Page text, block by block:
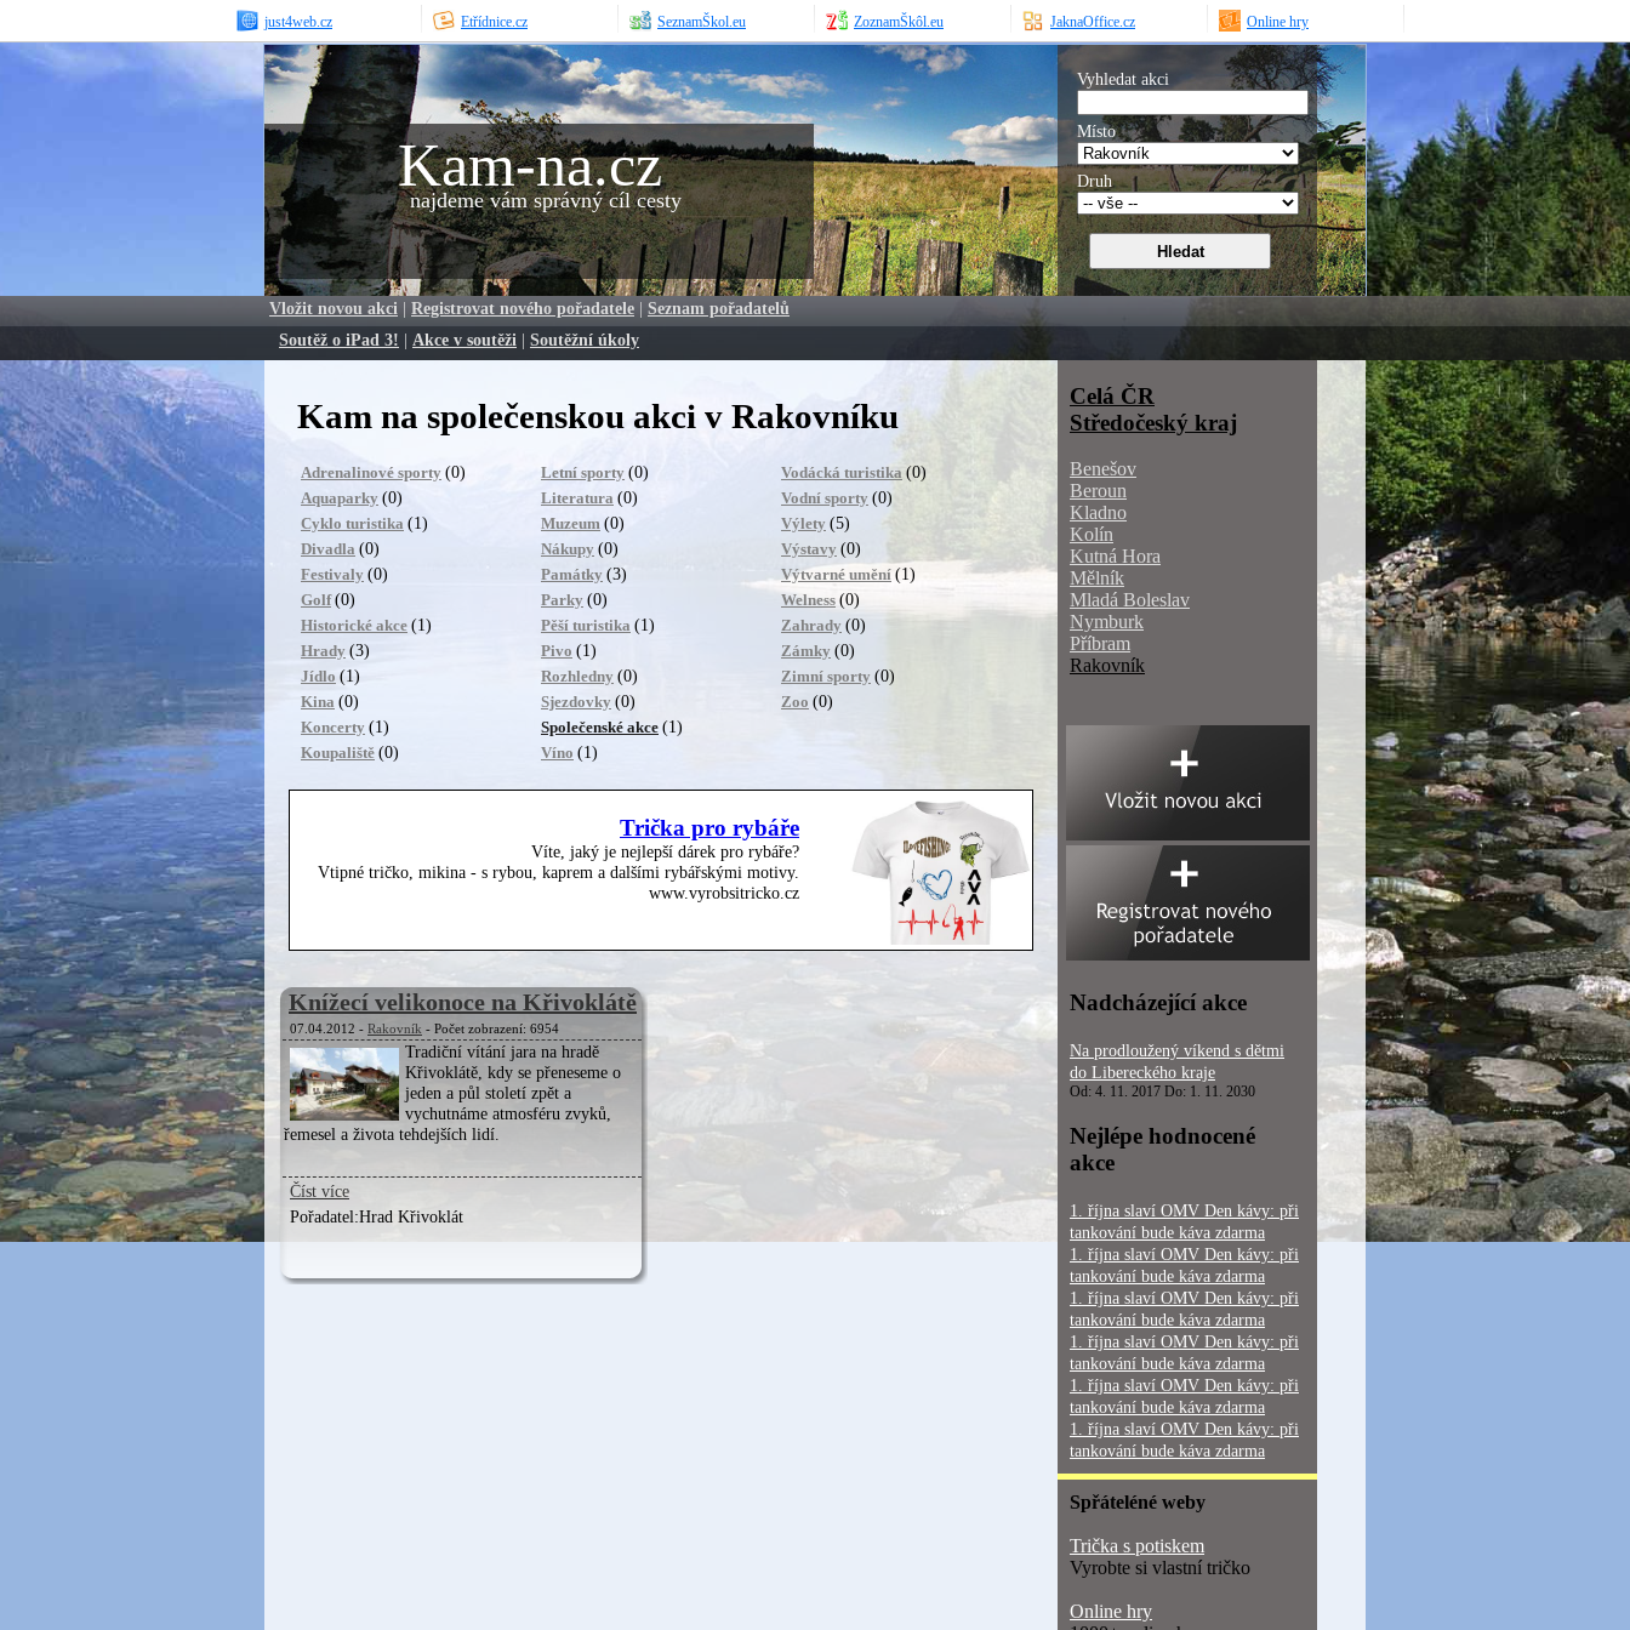
just4web.cz Etřídnice.cz SeznamŠkol.eu ZoznamŠkôl.eu JaknaOffice.cz Online hry
Kam-na.cz
najdeme vám správný cíl cesty
Vyhledat akci
Místo
Druh
Vložit novou akci | Registrovat nového pořadatele | Seznam pořadatelů
Soutěž o iPad 3! | Akce v soutěži | Soutěžní úkoly
Kam na společenskou akci v Rakovníku
Adrenalinové sporty (0)
Aquaparky (0)
Cyklo turistika (1)
Divadla (0)
Festivaly (0)
Golf (0)
Historické akce (1)
Hrady (3)
Jídlo (1)
Kina (0)
Koncerty (1)
Koupaliště (0)
Letní sporty (0)
Literatura (0)
Muzeum (0)
Nákupy (0)
Památky (3)
Parky (0)
Pěší turistika (1)
Pivo (1)
Rozhledny (0)
Sjezdovky (0)
Společenské akce (1)
Víno (1)
Vodácká turistika (0)
Vodní sporty (0)
Výlety (5)
Výstavy (0)
Výtvarné umění (1)
Welness (0)
Zahrady (0)
Zámky (0)
Zimní sporty (0)
Zoo (0)
Trička pro rybáře
Víte, jaký je nejlepší dárek pro rybáře?
Vtipné tričko, mikina - s rybou, kaprem a dalšími rybářskými motivy.
www.vyrobsitricko.cz
Knížecí velikonoce na Křivoklátě
07.04.2012 - Rakovník - Počet zobrazení: 6954
Tradiční vítání jara na hradě
Křivoklátě, kdy se přeneseme o
jeden a půl století zpět a
vychutnáme atmosféru zvyků,
řemesel a života tehdejších lidí.
Číst více
Pořadatel:Hrad Křivoklát
Celá ČR
Středočeský kraj
Benešov
Beroun
Kladno
Kolín
Kutná Hora
Mělník
Mladá Boleslav
Nymburk
Příbram
Rakovník
Nadcházející akce
Na prodloužený víkend s dětmi
do Libereckého kraje
Od: 4. 11. 2017 Do: 1. 11. 2030
Nejlépe hodnocené
akce
1. října slaví OMV Den kávy: při
tankování bude káva zdarma
1. října slaví OMV Den kávy: při
tankování bude káva zdarma
1. října slaví OMV Den kávy: při
tankování bude káva zdarma
1. října slaví OMV Den kávy: při
tankování bude káva zdarma
1. října slaví OMV Den kávy: při
tankování bude káva zdarma
1. října slaví OMV Den kávy: při
tankování bude káva zdarma
Spřáteléné weby
Trička s potiskem
Vyrobte si vlastní tričko
Online hry